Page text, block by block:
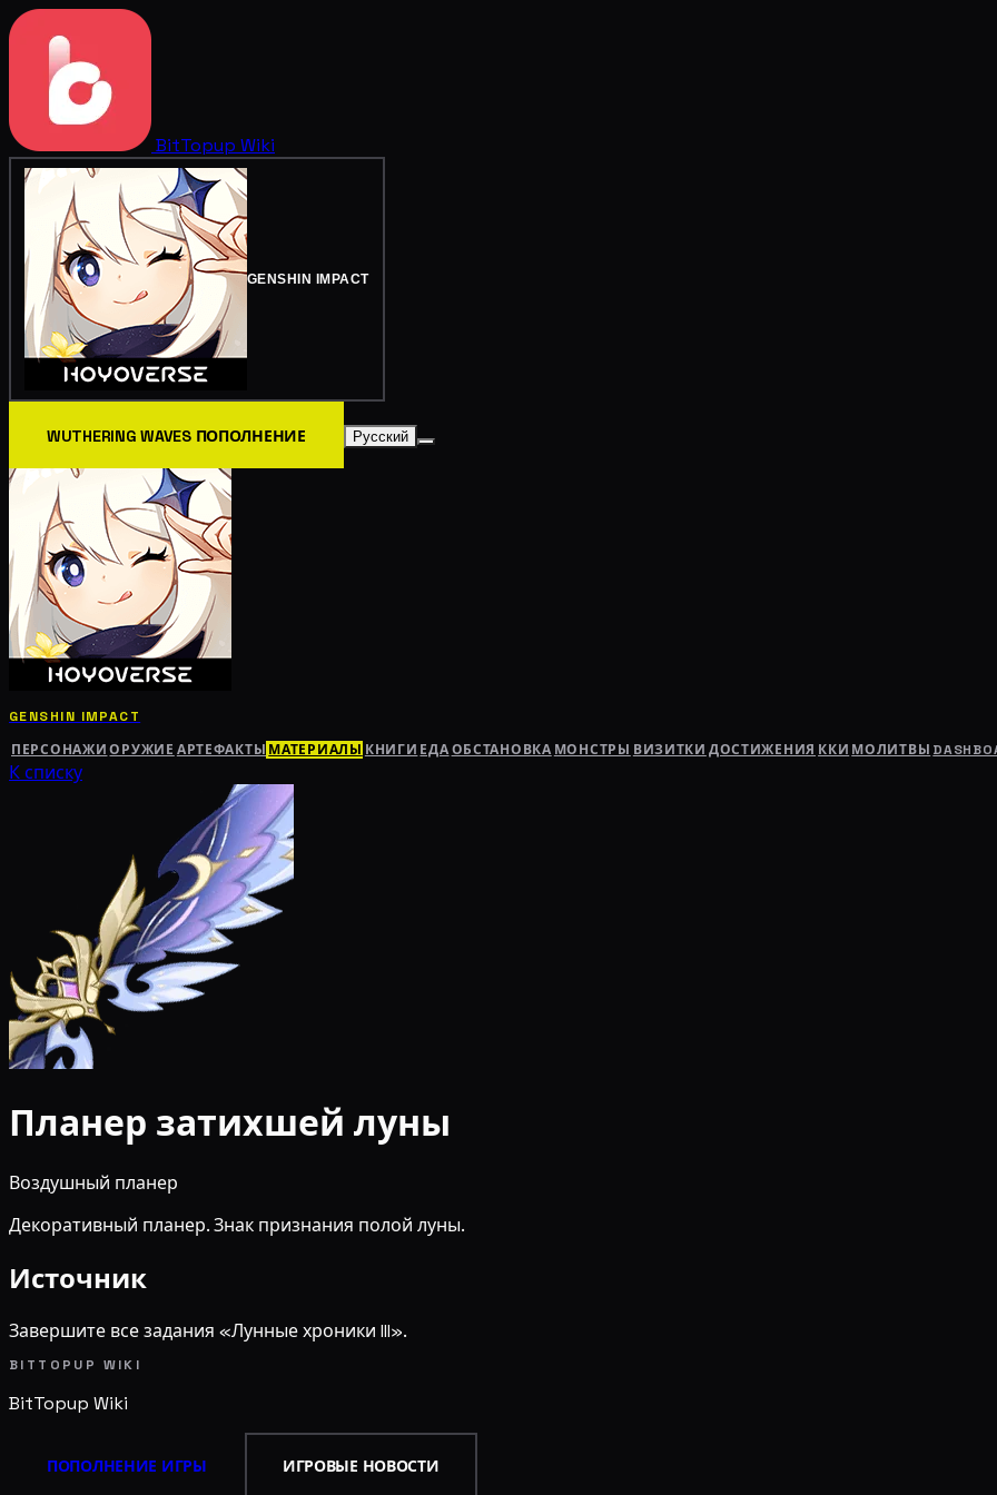
BitTopup Wiki
GENSHIN IMPACT
WUTHERING WAVES ПОПОЛНЕНИЕ Русский
GENSHIN IMPACT
ПЕРСОНАЖИ ОРУЖИЕ АРТЕФАКТЫ МАТЕРИАЛЫ КНИГИ ЕДАОБСТАНОВКА МОНСТРЫ ВИЗИТКИ ДОСТИЖЕНИЯ ККИ МОЛИТВЫ
К списку
Планер затихшей луны
Воздушный планер
Декоративный планер. Знак признания полой луны.
Источник
Завершите все задания «Лунные хроники III».
BITTOPUP WIKI
BitTopup Wiki
ПОПОЛНЕНИЕ ИГРЫ ИГРОВЫЕ НОВОСТИ